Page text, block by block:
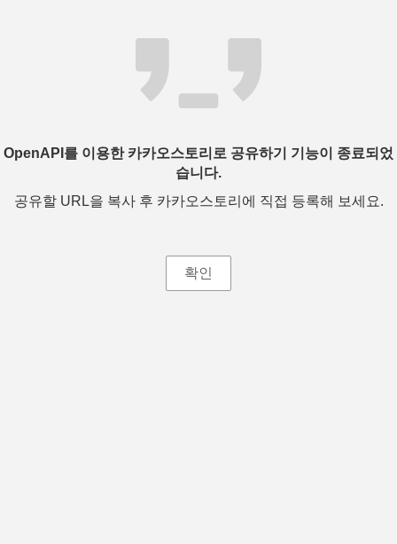
OpenAPI를 이용한 카카오스토리로 공유하기 기능이 종료되었
습니다.
공유할 URL을 복사 후 카카오스토리에 직접 등록해 보세요.
확인